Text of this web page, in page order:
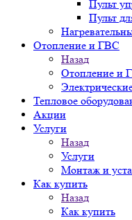
Пульт
Пульт
Отопление и ГВС
Назад
Отопление и
Тепловое
Акции
Услуги
Назад
Услуги
Монтаж и
Как купить
Назад
Как купить